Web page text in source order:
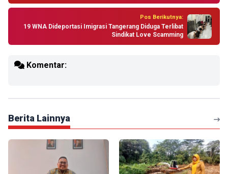
Pos Berikutnya:
19 WNA Dideportasi Imigrasi Tangerang Diduga Terlibat
Sindikat Love Scamming
Komentar:
Berita Lainnya